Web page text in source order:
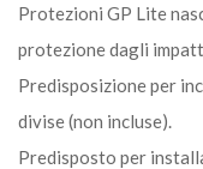
Protezioni GP Lite
protezione dagli
Predisposizione per
divise (non incluse).
Predisposto per